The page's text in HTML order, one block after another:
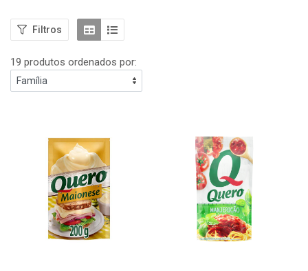
Filtros
19 produtos ordenados por: